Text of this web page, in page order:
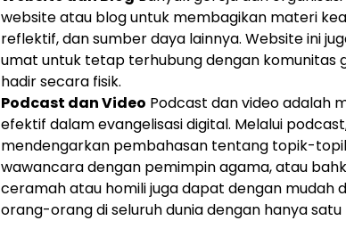
website atau blog untuk membagikan materi
reflektif, dan sumber daya lainnya. Website ini
umat untuk tetap terhubung dengan komunitas
hadir secara fisik.
Podcast dan Video Podcast dan video adalah
efektif dalam evangelisasi digital. Melalui
mendengarkan pembahasan tentang topik-
wawancara dengan pemimpin agama, atau
ceramah atau homili juga dapat dengan mudah
orang-orang di seluruh dunia dengan hanya satu